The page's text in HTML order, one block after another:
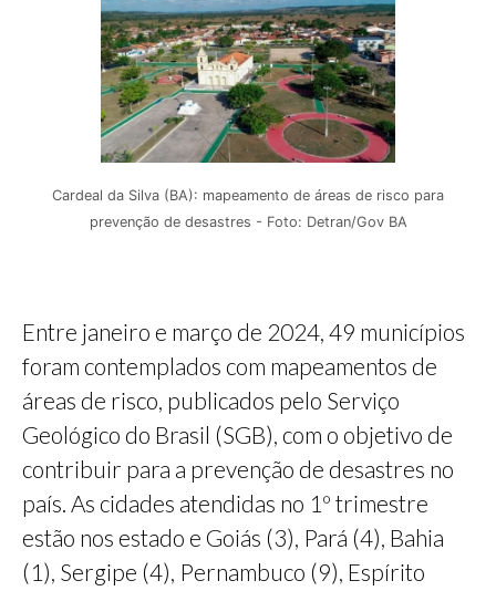
Cardeal da Silva (BA): mapeamento de áreas de risco para
prevenção de desastres - Foto: Detran/Gov BA
Entre janeiro e março de 2024, 49 municípios
foram contemplados com mapeamentos de
áreas de risco, publicados pelo Serviço
Geológico do Brasil (SGB), com o objetivo de
contribuir para a prevenção de desastres no
país. As cidades atendidas no 1º trimestre
estão nos estado e Goiás (3), Pará (4), Bahia
(1), Sergipe (4), Pernambuco (9), Espírito